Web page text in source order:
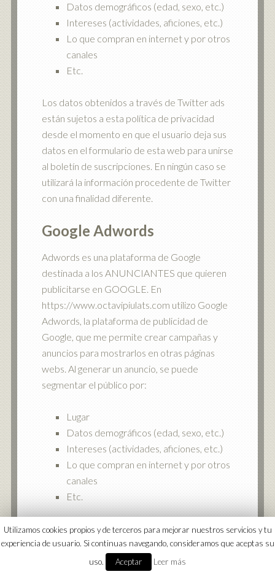
Datos demográficos (edad, sexo, etc.)
Intereses (actividades, aficiones, etc.)
Lo que compran en internet y por otros
canales
Etc.
Los datos obtenidos a través de Twitter ads
están sujetos a esta política de privacidad
desde el momento en que el usuario deja sus
datos en el formulario de esta web para unirse
al boletín de suscripciones. En ningún caso se
utilizará la información procedente de Twitter
con una finalidad diferente.
Google Adwords
Adwords es una plataforma de Google
destinada a los ANUNCIANTES que quieren
publicitarse en GOOGLE. En
https://www.octavipiulats.com utilizo Google
Adwords, la plataforma de publicidad de
Google, que me permite crear campañas y
anuncios para mostrarlos en otras páginas
webs. Al generar un anuncio, se puede
segmentar el público por:
Lugar
Datos demográficos (edad, sexo, etc.)
Intereses (actividades, aficiones, etc.)
Lo que compran en internet y por otros
canales
Etc.
Los datos obtenidos a través de Google
Adwords están sujetos a esta política de
privacidad desde el momento en que el
Utilizamos cookies propios y de terceros para mejorar nuestros servicios y tu
experiencia de usuario. Si continuas navegando, consideramos que aceptas su
uso.
Aceptar Leer más